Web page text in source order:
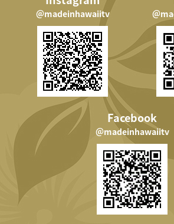
＠madeinhawaiitv ＠
Facebook
＠madeinhawaiitv